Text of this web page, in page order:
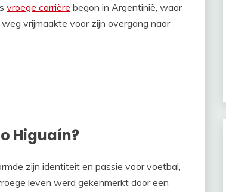
vroege carrière begon in Argentinië, waar
vrijmaakte voor zijn overgang naar
Higuaín?
zijn identiteit en passie voor voetbal,
leven werd gekenmerkt door een